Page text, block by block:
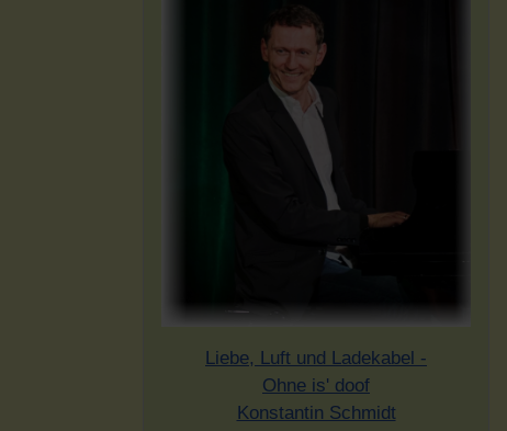
Liebe, Luft und Ladekabel -
Ohne is' doof
Konstantin Schmidt